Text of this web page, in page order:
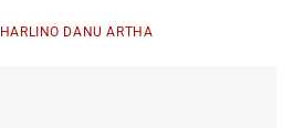
HARLINO DANU ARTHA